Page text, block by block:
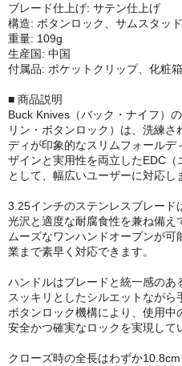
ブレード仕上げ: サテン仕上げ
構造: ボタンロック、サムスタッ
重量: 109g
生産国: 中国
付属品: ポケットクリップ、化粧
■ 商品説明
Buck Knives（バック・ナイフ）
リン・ボタンロック）は、洗練
ディが印象的なスリムフォール
ザインと実用性を両立したEDC
として、幅広いユーザーに対応し
3.25インチのステンレスブレード
光沢と適度な耐腐食性を兼ね備え
ムーズなワンハンドオープンが
業まで素早く対応できます。
ハンドルはブレードと統一感のあ
スッキリとしたシルエットながら
ボタンロック機構により、使用中
安全かつ確実なロックを実現して
クローズ時の全長はわずか